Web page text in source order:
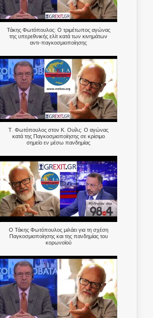
Τάκης Φωτόπουλος: Ο τριμέτωπος αγώνας
της υπερεθνικής ελίτ κατά των κινημάτων
αντι-παγκοσμιοποίησης
Τ. Φωτόπουλος στον Κ. Ουίλς: Ο αγώνας
κατά της Παγκοσμιοποίησης σε κρίσιμο
σημείο εν μέσω πανδημίας
Ο Τάκης Φωτόπουλος μιλάει για τη σχέση
Παγκοσμιοποίησης και της πανδημίας του
κορωνοϊού